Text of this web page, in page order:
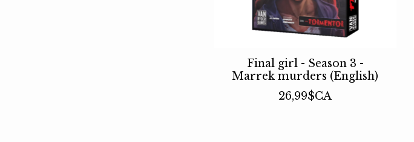
Final girl - Season 3 -
Marrek murders (English)
26,99$CA